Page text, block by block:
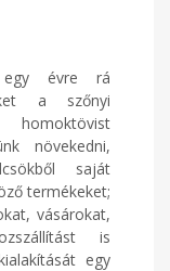
egy évre rá
a szőnyi
homoktövist
növekedni,
saját
termékeket;
vásárokat,
is
egy